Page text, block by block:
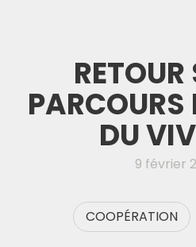
RETOUR
PARCOURS
DU
9 février
COOPÉRATION